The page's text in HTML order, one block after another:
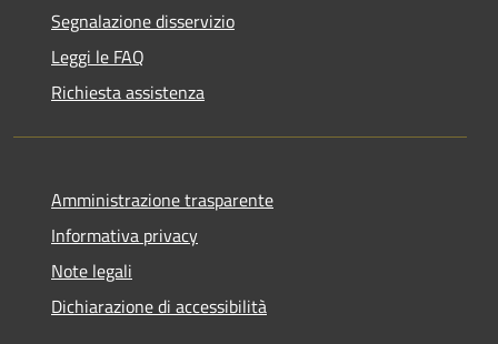
Segnalazione disservizio
Leggi le FAQ
Richiesta assistenza
Amministrazione trasparente
Informativa privacy
Note legali
Dichiarazione di accessibilità